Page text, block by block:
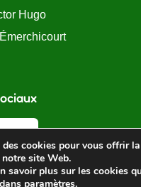
Hugo
cookies pour vous offrir
site Web.
savoir plus sur les cookies
paramètres.